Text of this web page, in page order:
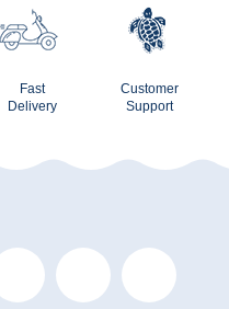
Fast
Delivery
Customer
Support